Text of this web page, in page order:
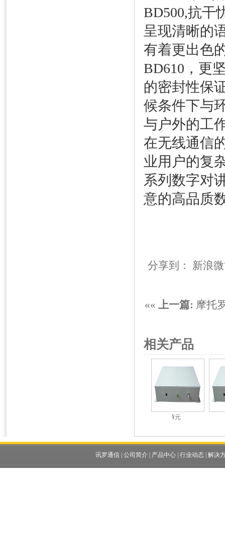
BD500,抗干
呈现清晰的
有着更出色
BD610，更
的密封性保
候条件下与
与户外的工
在无线通信
业用户的复
系列数字对
意的高品质
分享到： 新浪
«« 上一篇: 摩托
相关产品
¥元
讯罗通信| 公司简介| 产品中心| 行业动态| 解决